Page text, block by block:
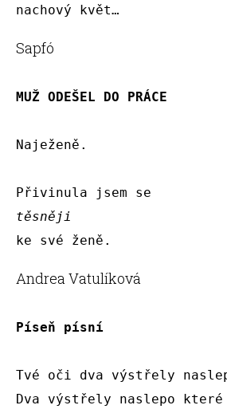
nachový květ…
Sapfó
MUŽ ODEŠEL DO PRÁCE
Naježeně.
těsněji
ke své ženě.
Andrea Vatulíková
Píseň písní
Tvé oči dva výstřely
Dva výstřely naslepo které